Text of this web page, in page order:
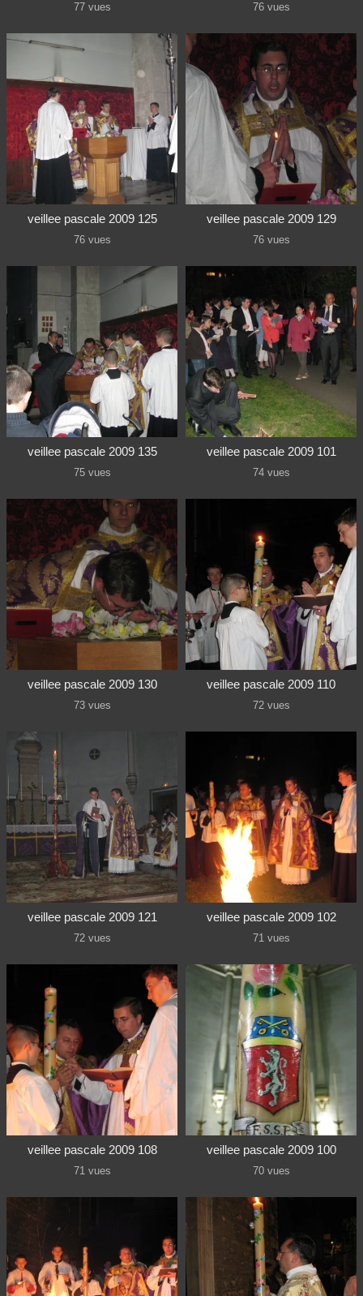
77 vues 76 vues
veillee pascale 2009 125
76 vues
veillee pascale 2009 129
76 vues
veillee pascale 2009 135
75 vues
veillee pascale 2009 101
74 vues
veillee pascale 2009 130
73 vues
veillee pascale 2009 110
72 vues
veillee pascale 2009 121
72 vues
veillee pascale 2009 102
71 vues
veillee pascale 2009 108
71 vues
veillee pascale 2009 100
70 vues